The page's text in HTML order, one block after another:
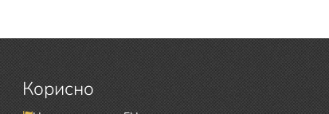
Корисно